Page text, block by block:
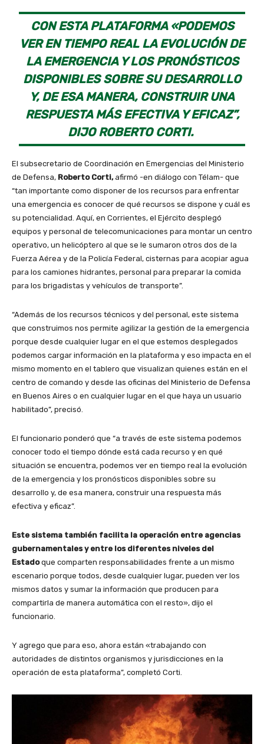
CON ESTA PLATAFORMA «PODEMOS
VER EN TIEMPO REAL LA EVOLUCIÓN DE
LA EMERGENCIA Y LOS PRONÓSTICOS
DISPONIBLES SOBRE SU DESARROLLO
Y, DE ESA MANERA, CONSTRUIR UNA
RESPUESTA MÁS EFECTIVA Y EFICAZ”,
DIJO ROBERTO CORTI.
El subsecretario de Coordinación en Emergencias del Ministerio
de Defensa, Roberto Corti,afirmó -en diálogo con Télam- que
“tan importante como disponer de los recursos para enfrentar
una emergencia es conocer de qué recursos se dispone y cuál es
su potencialidad. Aquí, en Corrientes, el Ejército desplegó
equipos y personal de telecomunicaciones para montar un centro
operativo, un helicóptero al que se le sumaron otros dos de la
Fuerza Aérea y de la Policía Federal, cisternas para acopiar agua
para los camiones hidrantes, personal para preparar la comida
para los brigadistas y vehículos de transporte”.
“Además de los recursos técnicos y del personal, este sistema
que construimos nos permite agilizar la gestión de la emergencia
porque desde cualquier lugar en el que estemos desplegados
podemos cargar información en la plataforma y eso impacta en el
mismo momento en el tablero que visualizan quienes están en el
centro de comando y desde las oficinas del Ministerio de Defensa
en Buenos Aires o en cualquier lugar en el que haya un usuario
habilitado”, precisó.
El funcionario ponderó que “a través de este sistema podemos
conocer todo el tiempo dónde está cada recurso y en qué
situación se encuentra, podemos ver en tiempo real la evolución
de la emergencia y los pronósticos disponibles sobre su
desarrollo y, de esa manera, construir una respuesta más
efectiva y eficaz”.
Este sistema también facilita la operación entre agencias
gubernamentales y entre los diferentes niveles del
Estadoque comparten responsabilidades frente a un mismo
escenario porque todos, desde cualquier lugar, pueden ver los
mismos datos y sumar la información que producen para
compartirla de manera automática con el resto», dijo el
funcionario.
Y agrego que para eso, ahora están «trabajando con
autoridades de distintos organismos y jurisdicciones en la
operación de esta plataforma”, completó Corti.